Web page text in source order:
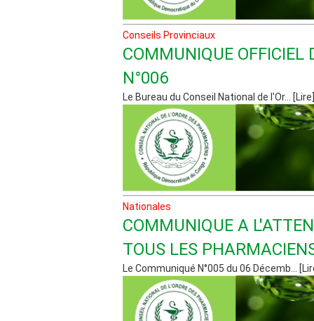
Conseils Provinciaux
COMMUNIQUE OFFICIEL
N°006
Le Bureau du Conseil National de l'Or... [Lire]
Nationales
COMMUNIQUE A
TOUS LES
Le Communiqué N°005 du 06 Décemb...